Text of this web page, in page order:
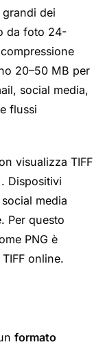
grandi dei
da foto 24-
20–50 MB per
social media,
flussi
visualizza TIFF
Dispositivi
media
Per questo
PNG è
online.
formato